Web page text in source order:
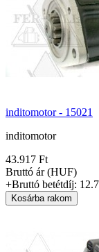
inditomotor - 15021
inditomotor
43.917 Ft
Bruttó ár (HUF)
+Bruttó betétdíj: